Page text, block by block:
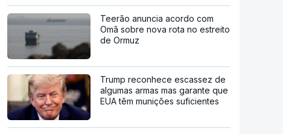
Teerão anuncia acordo com
Omã sobre nova rota no estreito
de Ormuz
Trump reconhece escassez de
algumas armas mas garante que
EUA têm munições suficientes